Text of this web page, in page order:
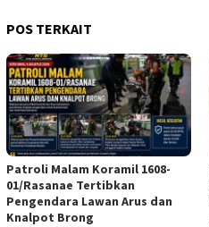
POS TERKAIT
Patroli Malam Koramil 1608-
01/Rasanae Tertibkan
Pengendara Lawan Arus dan
Knalpot Brong